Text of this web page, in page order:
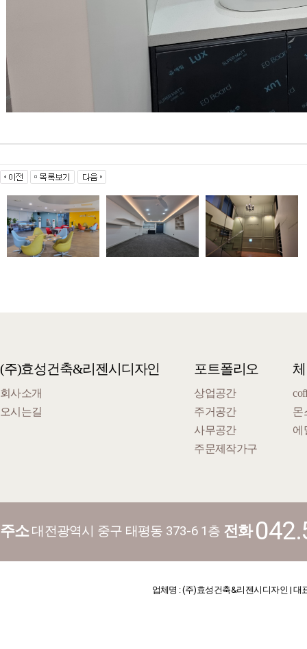
(주)효성건축&리젠시디자인
회사소개
오시는길
포트폴리오
상업공간
주거공간
사무공간
주문제작가구
몬
에
주소대전광역시 중구 태평동 373-6 1층 전화
업체명 : (주)효성건축&리젠시디자인 | 대